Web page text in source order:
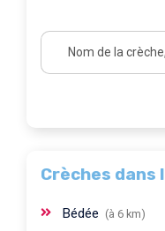
Crèches dans
Bédée (à 6 km)